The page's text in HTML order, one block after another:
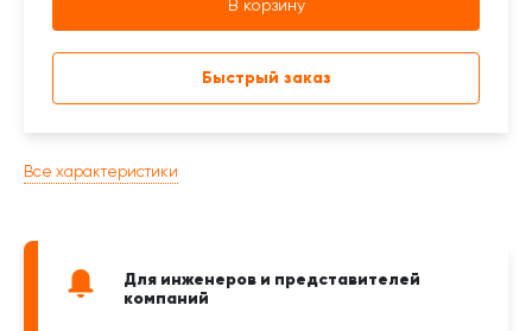
Все характеристики
Для инженеров и представителей
компаний
В корзину
Быстрый заказ